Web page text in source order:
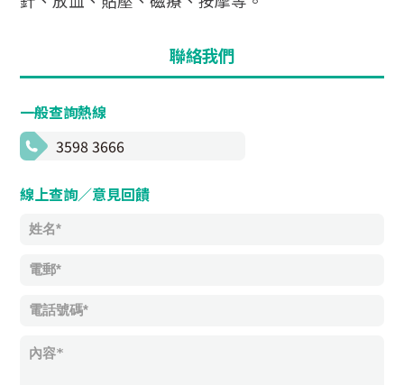
聯絡我們
一般查詢熱線
3598 3666
線上查詢／意見回饋